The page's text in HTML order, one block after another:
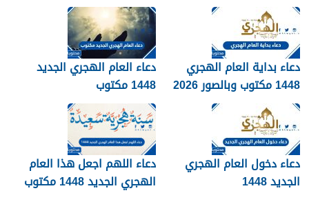
دعاء بداية العام الهجري
1448 مكتوب وبالصور 2026
دعاء العام الهجري الجديد
1448 مكتوب
دعاء دخول العام الهجري
الجديد 1448
دعاء اللهم اجعل هذا العام
الهجري الجديد 1448 مكتوب